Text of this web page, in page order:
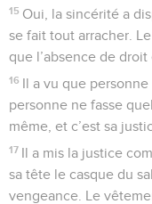
15 Oui, la sincérité a
se fait tout arracher.
que l’absence de
16 Il a vu que
personne ne fasse
même, et c’est sa
17 Il a mis la justice
sa tête le casque du
vengeance. Le